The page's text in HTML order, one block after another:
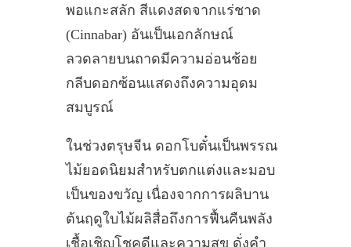
พอแกะสลัก สีแดงสดจากแร่ชาด
(Cinnabar) อันเป็นเอกลักษณ์
ลวดลายบนถาดมีความอ่อนช้อย
กลีบดอกซ้อนแสดงถึงความอุดม
สมบูรณ์
ในช่วงตรุษจีน ดอกโบตั๋นเป็นพรรณ
ไม้ยอดนิยมสำหรับตกแต่งและมอบ
เป็นของขวัญ เนื่องจากการผลิบาน
ต้นฤดูใบไม้ผลิสื่อถึงการฟื้นคืนพลัง
เชื้อเชิญโชคดีและความสุข ดั่งคำ